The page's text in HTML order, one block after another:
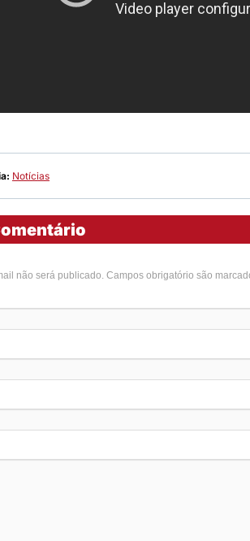
Notícias
não será publicado. Campos obrigatório são